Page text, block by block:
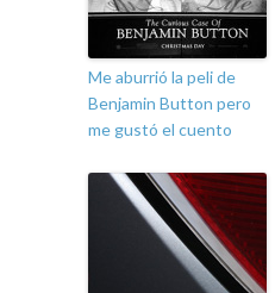
Me aburrió la peli de
Benjamin Button pero
me gustó el cuento